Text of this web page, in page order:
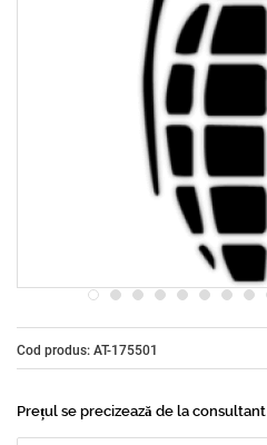
Cod produs: AT-175501
Prețul se precizează de la consultant